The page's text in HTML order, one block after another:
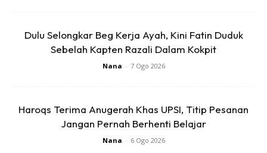
Kemudian lumur ayam dengan sedikit sos tiram, saya
guna sos seafood adabi, lebih sedap dan warna akan
Dulu Selongkar Beg Kerja Ayah, Kini Fatin Duduk
Sebelah Kapten Razali Dalam Kokpit
Nana - 7 Ogo 2026
Haroqs Terima Anugerah Khas UPSI, Titip Pesanan
Jangan Pernah Berhenti Belajar
Nana - 6 Ogo 2026